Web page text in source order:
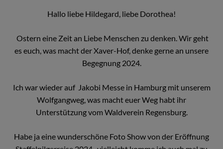
Hallo liebe Hildegard, liebe Dorothea!
Ostern eine Zeit an Liebe Menschen zu denken. Wir geht
es euch, was macht der Xaver-Hof, denke gerne an unsere
Begegnung 2024.
Ich war wieder auf Jakobi Messe in Hamburg mit unserem
Wolfgangweg, was macht euer Weg habt ihr
Unterstützung vom Waldverein Regensburg.
Habe ja eine wunderschöne Foto Show von der Eröffnung